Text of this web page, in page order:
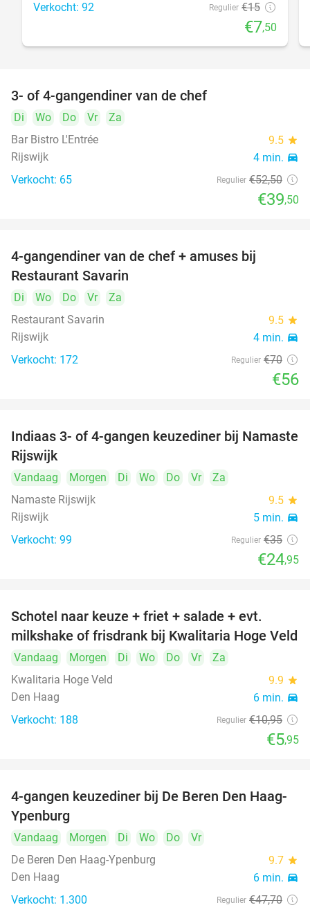
Verkocht: 92 Regulier €15
€7,50
3- of 4-gangendiner van de chef
Di Wo Do Vr
Za
Bar Bistro L'Entrée
9.5 star
Rijswijk 4 min. directions_car
Verkocht: 65 Regulier €52,50
€39,50
4-gangendiner van de chef + amuses bij
Restaurant Savarin
Di Wo Do Vr
Za
Restaurant Savarin
9.5 star
Rijswijk 4 min. directions_car
Verkocht: 172 Regulier €70
€56
29%
Indiaas 3- of 4-gangen keuzediner bij Namaste
Rijswijk
Vandaag Morgen Di Wo Do Vr
Za
Namaste Rijswijk
9.5 star
Rijswijk 5 min. directions_car
Verkocht: 99 Regulier €35
€24,95
Schotel naar keuze + friet + salade + evt.
milkshake of frisdrank bij Kwalitaria Hoge Veld
Vandaag Morgen Di Wo Do Vr
Za
Kwalitaria Hoge Veld
9.9 star
Den Haag 6 min. directions_car
Verkocht: 188 Regulier €10,95
€5,95
46%
4-gangen keuzediner bij De Beren Den Haag-
Ypenburg
Vandaag Morgen Di Wo Do
Vr
De Beren Den Haag-Ypenburg
9.7 star
Den Haag 6 min. directions_car
Verkocht: 1.300 Regulier €47,70